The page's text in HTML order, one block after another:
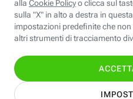
Insieme, siamo
© Fastweb SpA 2026 -
Informativa
Modifica